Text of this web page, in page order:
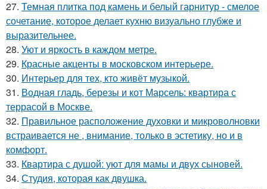
27. Темная плитка под камень и белый гарнитур - смелое
сочетание, которое делает кухню визуально глубже и
выразительнее.
28. Уют и яркость в каждом метре.
29. Красные акценты в московском интерьере.
30. Интерьер для тех, кто живёт музыкой.
31. Водная гладь, березы и кот Марсель: квартира с
террасой в Москве.
32. Правильное расположение духовки и микроволновки
встраивается не , внимание, только в эстетику, но и в
комфорт.
33. Квартира с душой: уют для мамы и двух сыновей.
34. Студия, которая как двушка.